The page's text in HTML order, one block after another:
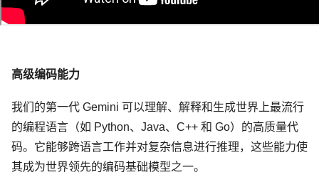
高级编码能力
我们的第一代 Gemini 可以理解、解释和生成世界上最流行
的编程语言（如 Python、Java、C++ 和 Go）的高质量代
码。它能够跨语言工作并对复杂信息进行推理，这些能力使
其成为世界领先的编码基础模型之一。